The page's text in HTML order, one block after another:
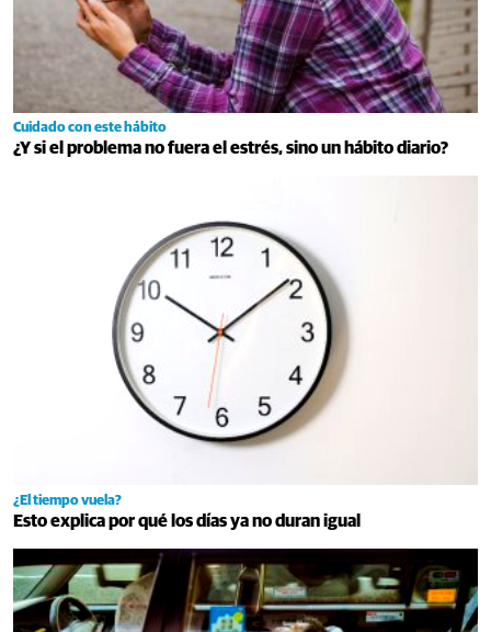
Cuidado con este hábito
¿Y si el problema no fuera el estrés, sino un hábito diario?
¿El tiempo vuela?
Esto explica por qué los días ya no duran igual